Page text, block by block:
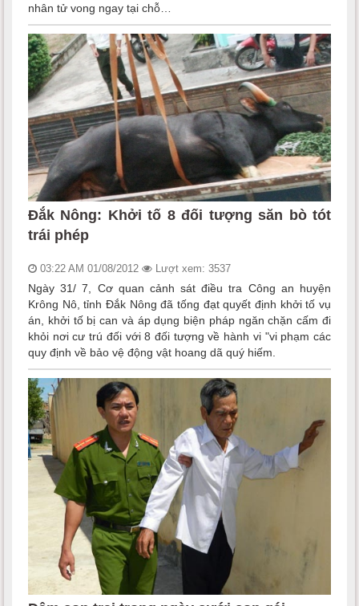
nhân tử vong ngay tại chỗ…
Đắk Nông: Khởi tố 8 đối tượng săn bò tót
trái phép
03:22 AM 01/08/2012 Lượt xem: 3537
Ngày 31/ 7, Cơ quan cảnh sát điều tra Công an huyện
Krông Nô, tỉnh Đắk Nông đã tống đạt quyết định khởi tố vụ
án, khởi tố bị can và áp dụng biện pháp ngăn chặn cấm đi
khỏi nơi cư trú đối với 8 đối tượng về hành vi "vi phạm các
quy định về bảo vệ động vật hoang dã quý hiếm.